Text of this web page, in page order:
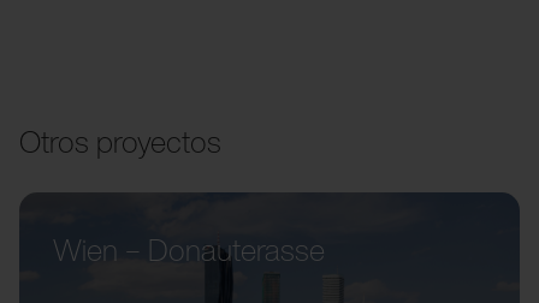
Otros proyectos
Wien – Donauterasse